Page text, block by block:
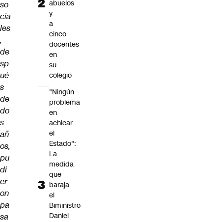
so
cia
les
,
de
sp
ué
s
de
do
s
añ
os,
pu
di
er
on
pa
sa
abuelos
y
a
cinco
docentes
en
su
colegio
"Ningún
problema
en
achicar
el
Estado":
La
medida
que
baraja
el
Biministro
Daniel